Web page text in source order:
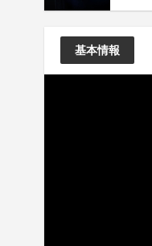
基本情報